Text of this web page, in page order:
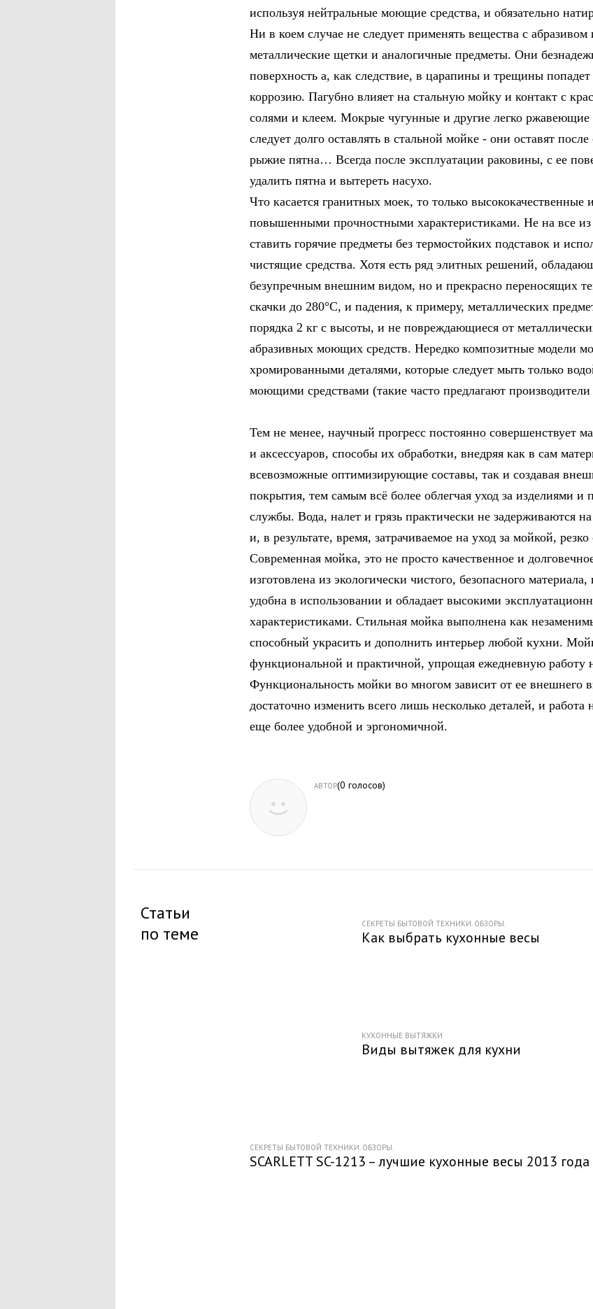
используя нейтральные моющие средства, и обязательно
Ни в коем случае не следует применять вещества с абразивом
металлические щетки и аналогичные предметы. Они
поверхность а, как следствие, в царапины и трещины попадет
коррозию. Пагубно влияет на стальную мойку и контакт с
солями и клеем. Мокрые чугунные и другие легко ржавеющие
следует долго оставлять в стальной мойке - они оставят
рыжие пятна… Всегда после эксплуатации раковины, с ее
удалить пятна и вытереть насухо.
Что касается гранитных моек, то только высококачественные
повышенными прочностными характеристиками. Не на все
ставить горячие предметы без термостойких подставок и
чистящие средства. Хотя есть ряд элитных решений,
безупречным внешним видом, но и прекрасно переносящих
скачки до 280°С, и падения, к примеру, металлических
порядка 2 кг с высоты, и не повреждающиеся от
абразивных моющих средств. Нередко композитные модели
хромированными деталями, которые следует мыть только
моющими средствами (такие часто предлагают
Тем не менее, научный прогресс постоянно совершенствует
и аксессуаров, способы их обработки, внедряя как в сам
всевозможные оптимизирующие составы, так и создавая
покрытия, тем самым всё более облегчая уход за изделиями и
службы. Вода, налет и грязь практически не задерживаются
и, в результате, время, затрачиваемое на уход за мойкой,
Современная мойка, это не просто качественное и
изготовлена из экологически чистого, безопасного
удобна в использовании и обладает высокими
характеристиками. Стильная мойка выполнена как
способный украсить и дополнить интерьер любой кухни.
функциональной и практичной, упрощая ежедневную работу
Функциональность мойки во многом зависит от ее внешнего
достаточно изменить всего лишь несколько деталей, и работа
еще более удобной и эргономичной.
АВТОР(0 голосов)
Статьи
по теме
СЕКРЕТЫ БЫТОВОЙ ТЕХНИКИ. ОБЗОРЫ.
Как выбрать кухонные весы
КУХОННЫЕ ВЫТЯЖКИ
Виды вытяжек для кухни
СЕКРЕТЫ БЫТОВОЙ ТЕХНИКИ. ОБЗОРЫ.
SCARLETT SC-1213 – лучшие кухонные весы 2013 года